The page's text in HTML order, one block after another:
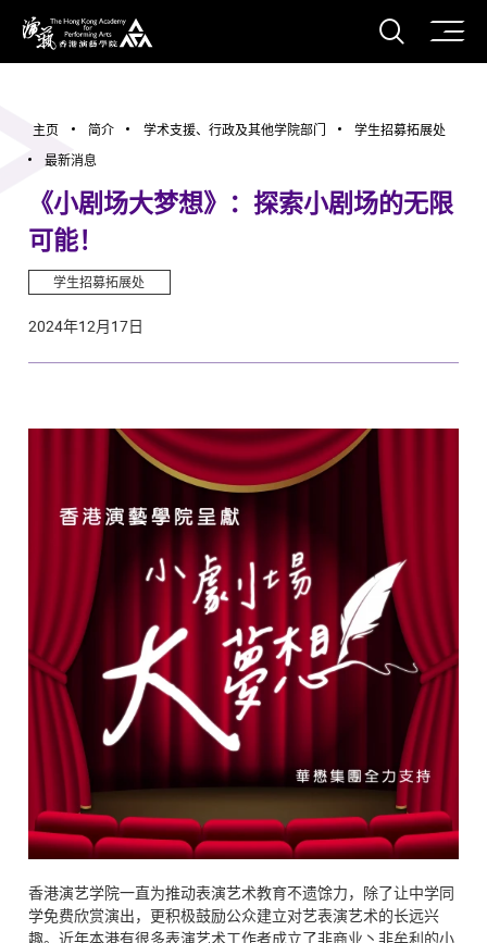
香港演艺学院
打开
主页 简介 学术支援、行政及其他学院部门
学生招募拓展处
最新消息
《小剧场大梦想》：探索小剧场的无限
可能！
学生招募拓展处
2024年12月17日
香港演艺学院一直为推动表演艺术教育不遗馀力，除了让中学同
学免费欣赏演出，更积极鼓励公众建立对艺表演艺术的长远兴
趣。近年本港有很多表演艺术工作者成立了非商业丶非牟利的小